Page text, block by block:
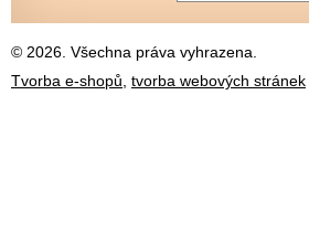
© 2026. Všechna práva vyhrazena.
Tvorba e-shopů tvorba webových stránek